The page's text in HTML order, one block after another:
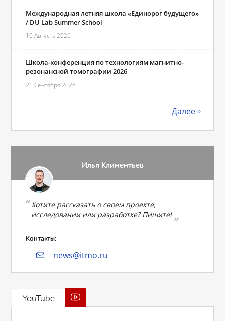
Международная летняя школа «Единорог будущего»
/ DU Lab Summer School
10 Августа 2026
Школа-конференция по технологиям магнитно-
резонансной томографии 2026
21 Сентября 2026
Далее
Илья Климентьев
Хотите рассказать о своем проекте,
исследовании или разработке? Пишите!
Контакты:
news@itmo.ru
YouTube